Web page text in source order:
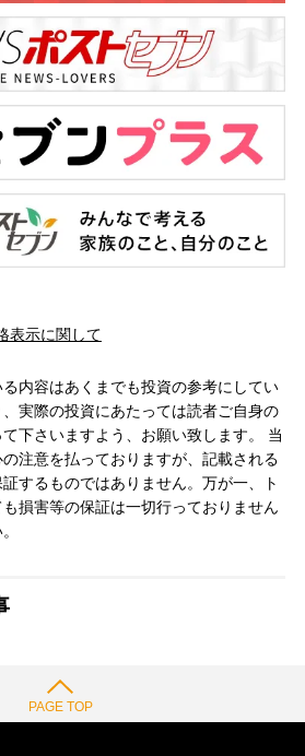
表示に関して
内容はあくまでも投資の参考にしてい
実際の投資にあたっては読者ご自身の
下さいますよう、お願い致します。 当
注意を払っておりますが、記載される
するものではありません。万が一、ト
損害等の保証は一切行っておりません
PAGE TOP